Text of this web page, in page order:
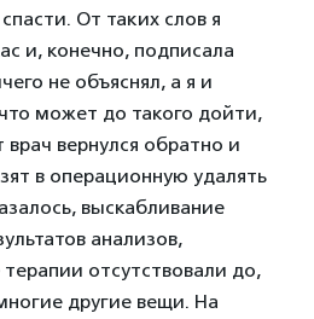
От таких слов я
и, конечно, подписала
не объяснял, а я и
может до такого дойти,
врач вернулся обратно и
в операционную удалять
выскабливание
анализов,
отсутствовали до,
другие вещи. На